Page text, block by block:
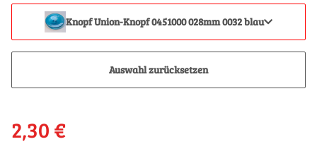
Knopf Union-Knopf 0451000 028mm 0032 blau
Auswahl zurücksetzen
2,30 €